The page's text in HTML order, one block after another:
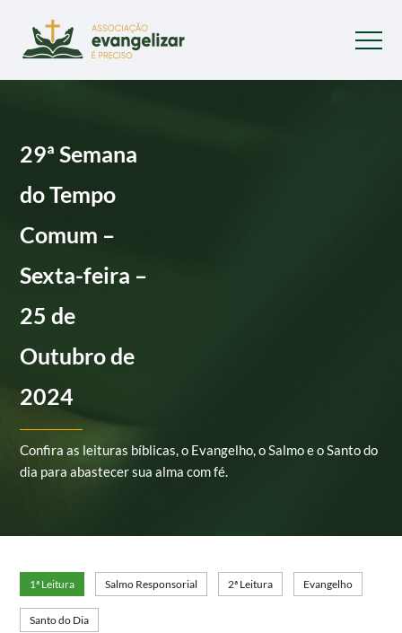
29ª Semana
do Tempo
Comum –
Sexta-feira –
25 de
Outubro de
2024
Confira as leituras bíblicas, o Evangelho, o Salmo e o Santo do
dia para abastecer sua alma com fé.
1ª Leitura Salmo Responsorial 2ª Leitura Evangelho
Santo do Dia